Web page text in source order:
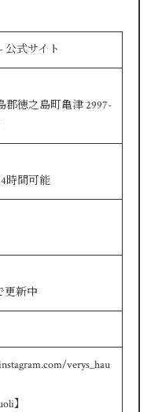
公式サイト
郡徳之島町亀津 2997-
時間可能
更新中
verys_hau
】